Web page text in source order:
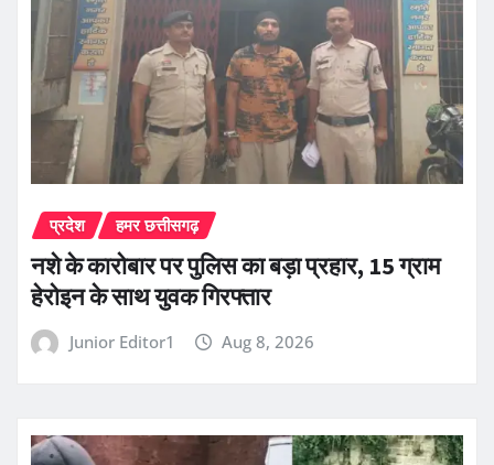
प्रदेश हमर छत्तीसगढ़
नशे के कारोबार पर पुलिस का बड़ा प्रहार, 15 ग्राम
हेरोइन के साथ युवक गिरफ्तार
Junior Editor1 Aug 8, 2026